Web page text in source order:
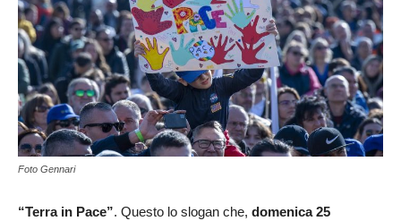
Foto Gennari
“Terra in Pace”. Questo lo slogan che, domenica 25